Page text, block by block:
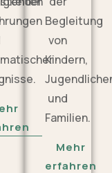
Begleitung
von
Kindern,
und
Familien.
Mehr
erfahren